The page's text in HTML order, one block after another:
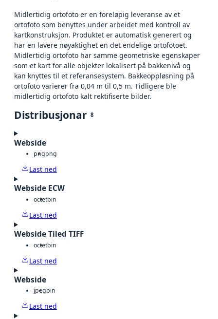
Midlertidig ortofoto er en foreløpig leveranse av et
ortofoto som benyttes under arbeidet med kontroll av
kartkonstruksjon. Produktet er automatisk generert og
har en lavere nøyaktighet en det endelige ortofotoet.
Midlertidig ortofoto har samme geometriske egenskaper
som et kart for alle objekter lokalisert på bakkenivå og
kan knyttes til et referansesystem. Bakkeoppløsning på
ortofoto varierer fra 0,04 m til 0,5 m. Tidligere ble
midlertidig ortofoto kalt rektifiserte bilder.
Distribusjonar 8
Webside
pngpng
Last ned
Webside ECW
octetbin
Last ned
Webside Tiled TIFF
octetbin
Last ned
Webside
jpegbin
Last ned